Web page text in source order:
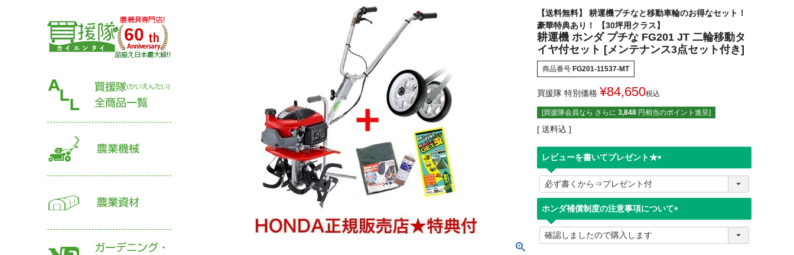
60
【送料無料】 耕運機プチなと移動車輪のお得なセット！
豪華特典あり！ 【30坪用クラス】
耕運機 ホンダ プチな FG201 JT 二輪移動タ
イヤ付セット [メンテナンス3点セット付き]
商品番号 FG201-11537-MT
買援隊 特別価格 ¥84,650税込
[買援隊会員なら さらに 3,848 円相当のポイント進呈]
送料込
レビューを書いてプレゼント★
須
)
ホンダ補償制度の注意事項について